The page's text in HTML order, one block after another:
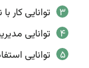
توانایی کار
توانایی
توانایی